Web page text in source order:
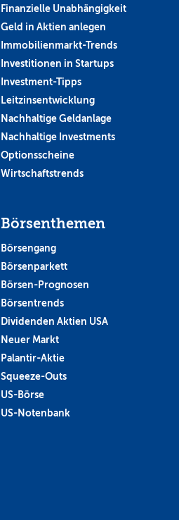
Finanzielle Unabhängigkeit
Geld in Aktien anlegen
Immobilienmarkt-Trends
Investitionen in Startups
Investment-Tipps
Leitzinsentwicklung
Nachhaltige Geldanlage
Nachhaltige Investments
Optionsscheine
Wirtschaftstrends
Börsenthemen
Börsengang
Börsenparkett
Börsen-Prognosen
Börsentrends
Dividenden Aktien USA
Neuer Markt
Palantir-Aktie
Squeeze-Outs
US-Börse
US-Notenbank